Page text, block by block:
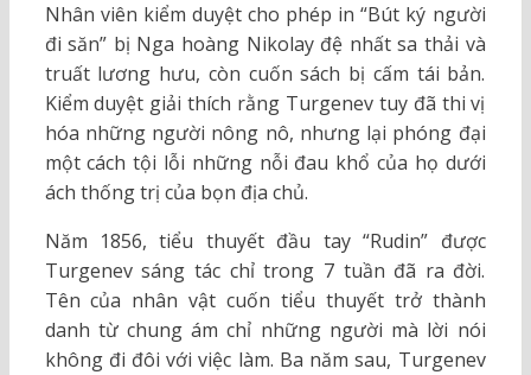
Nhân viên kiểm duyệt cho phép in “Bút ký người
đi săn” bị Nga hoàng Nikolay đệ nhất sa thải và
truất lương hưu, còn cuốn sách bị cấm tái bản.
Kiểm duyệt giải thích rằng Turgenev tuy đã thi vị
hóa những người nông nô, nhưng lại phóng đại
một cách tội lỗi những nỗi đau khổ của họ dưới
ách thống trị của bọn địa chủ.
Năm 1856, tiểu thuyết đầu tay “Rudin” được
Turgenev sáng tác chỉ trong 7 tuần đã ra đời.
Tên của nhân vật cuốn tiểu thuyết trở thành
danh từ chung ám chỉ những người mà lời nói
không đi đôi với việc làm. Ba năm sau, Turgenev